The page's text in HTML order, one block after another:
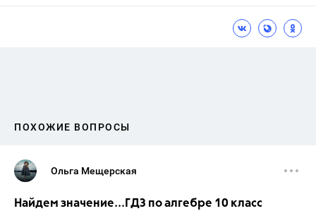
ПОХОЖИЕ ВОПРОСЫ
Ольга Мещерская
Найдем значение...ГДЗ по алгебре 10 класс